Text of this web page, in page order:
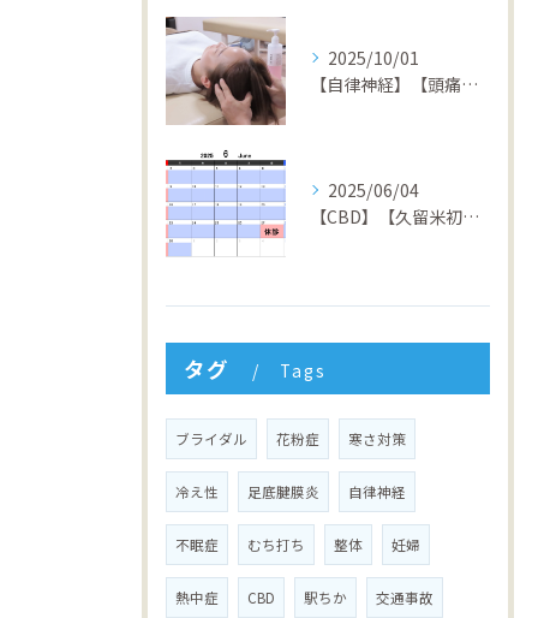
2025/10/01
【自律神経】【頭痛】【倦怠感】【不安症】【パニック障害】【久留米】【整骨院】
2025/06/04
【CBD】【久留米初】【矯正】【交通事故】【筋膜リリース】【久留米】【整骨院】ZEN駅前整骨院
タグ Tags
ブライダル 花粉症 寒さ対策
冷え性 足底腱膜炎 自律神経
不眠症 むち打ち 整体 妊婦
熱中症 CBD 駅ちか 交通事故